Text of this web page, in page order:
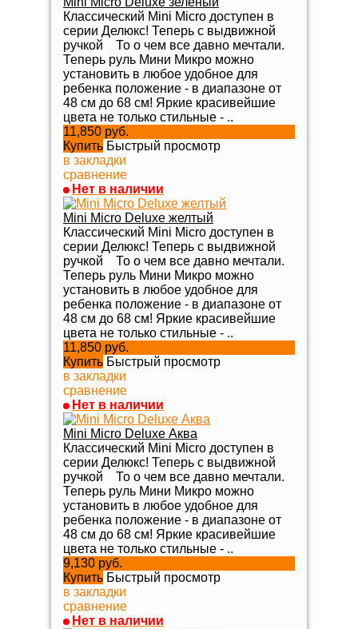
Классический Mini Micro доступен в
серии Делюкс! Теперь с выдвижной
ручкой То о чем все давно мечтали.
Теперь руль Мини Микро можно
установить в любое удобное для
ребенка положение - в диапазоне от
48 см до 68 см! Яркие красивейшие
цвета не только стильные - ..
11,850 руб.
Купить Быстрый просмотр
в закладки
сравнение
Нет в наличии
Mini Micro Deluxe желтый
Классический Mini Micro доступен в
серии Делюкс! Теперь с выдвижной
ручкой То о чем все давно мечтали.
Теперь руль Мини Микро можно
установить в любое удобное для
ребенка положение - в диапазоне от
48 см до 68 см! Яркие красивейшие
цвета не только стильные - ..
11,850 руб.
Купить Быстрый просмотр
в закладки
сравнение
Нет в наличии
Mini Micro Deluxe Аква
Классический Mini Micro доступен в
серии Делюкс! Теперь с выдвижной
ручкой То о чем все давно мечтали.
Теперь руль Мини Микро можно
установить в любое удобное для
ребенка положение - в диапазоне от
48 см до 68 см! Яркие красивейшие
цвета не только стильные - ..
9,130 руб.
Купить Быстрый просмотр
в закладки
сравнение
Нет в наличии